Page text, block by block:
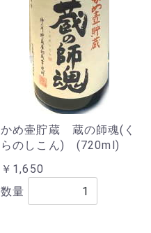
かめ壷貯蔵 蔵の師魂(く
らのしこん) (720ml)
￥1,650
数量